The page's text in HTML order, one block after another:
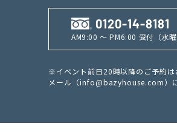
0120-14-8181
AM9:00 ～ PM6:00 受付（水曜
※イベント前日20時以降のご予約は
メール（info@bazyhouse.com）